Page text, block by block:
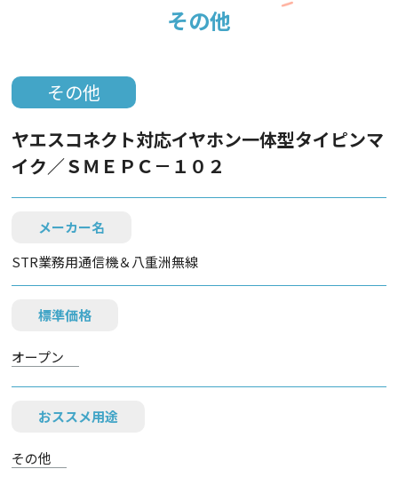
その他
その他
ヤエスコネクト対応イヤホン一体型タイピンマ
イク／ＳＭＥＰＣ－１０２
メーカー名
STR業務用通信機＆八重洲無線
標準価格
オープン
おススメ用途
その他